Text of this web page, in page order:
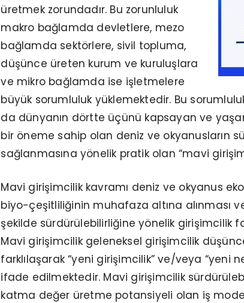
üretmek zorundadır. Bu zorunluluk
makro bağlamda devletlere, mezo
bağlamda sektörlere, sivil topluma,
düşünce üreten kurum ve kuruluşlara
ve mikro bağlamda ise işletmelere
büyük sorumluluk yüklemektedir. Bu
da dünyanın dörtte üçünü kapsayan ve
bir öneme sahip olan deniz ve okyanusların
sağlanmasına yönelik pratik olan “mavi
Mavi girişimcilik kavramı deniz ve okyanus
biyo-çeşitliliğinin muhafaza altına alınması
şekilde sürdürülebilirliğine yönelik girişimcilik
Mavi girişimcilik geleneksel girişimcilik
farklılaşarak “yeni girişimcilik” ve/veya “yeni
ifade edilmektedir. Mavi girişimcilik
katma değer üretme potansiyeli olan iş